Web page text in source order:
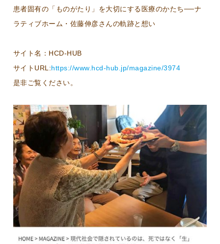
患者固有の「ものがたり」を大切にする医療のかたち──ナ
ラティブホーム・佐藤伸彦さんの軌跡と想い
サイト名：HCD-HUB
サイトURL:https://www.hcd-hub.jp/magazine/3974
是非ご覧ください。